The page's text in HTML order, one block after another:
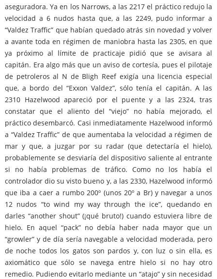
aseguradora. Ya en los Narrows, a las 2217 el práctico redujo la
velocidad a 6 nudos hasta que, a las 2249, pudo informar a
“Valdez Traffic” que habían quedado atrás sin novedad y volver
a avante toda en régimen de maniobra hasta las 2305, en que
ya próximo al límite de practicaje pidió que se avisara al
capitán. Era algo más que un aviso de cortesía, pues el pilotaje
de petroleros al N de Bligh Reef exigía una licencia especial
que, a bordo del “Exxon Valdez”, sólo tenía el capitán. A las
2310 Hazelwood apareció por el puente y a las 2324, tras
constatar que el aliento del “viejo” no había mejorado, el
práctico desembarcó. Casi inmediatamente Hazelwood informó
a “Valdez Traffic” de que aumentaba la velocidad a régimen de
mar y que, a juzgar por su radar (que detectaría el hielo),
probablemente se desviaría del dispositivo saliente al entrante
si no había problemas de tráfico. Como no los había el
controlador dio su visto bueno y, a las 2330, Hazelwood informó
que iba a caer a rumbo 200º (unos 20º a Br) y navegar a unos
12 nudos “to wind my way through the ice”, quedando en
darles “another shout” (¡qué bruto!) cuando estuviera libre de
hielo. En aquel “pack” no debía haber nada mayor que un
“growler” y de día sería navegable a velocidad moderada, pero
de noche todos los gatos son pardos y, con luz o sin ella, es
axiomático que sólo se navega entre hielo si no hay otro
remedio. Pudiendo evitarlo mediante un “atajo” y sin necesidad